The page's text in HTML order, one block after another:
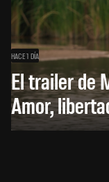
HACE 1 DÍA
El trailer de
Amor,